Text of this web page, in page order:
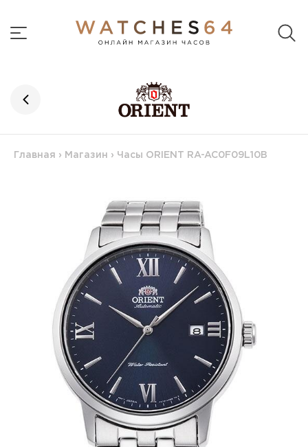
Главная › Магазин › Часы ORIENT RA-AC0F09L10B